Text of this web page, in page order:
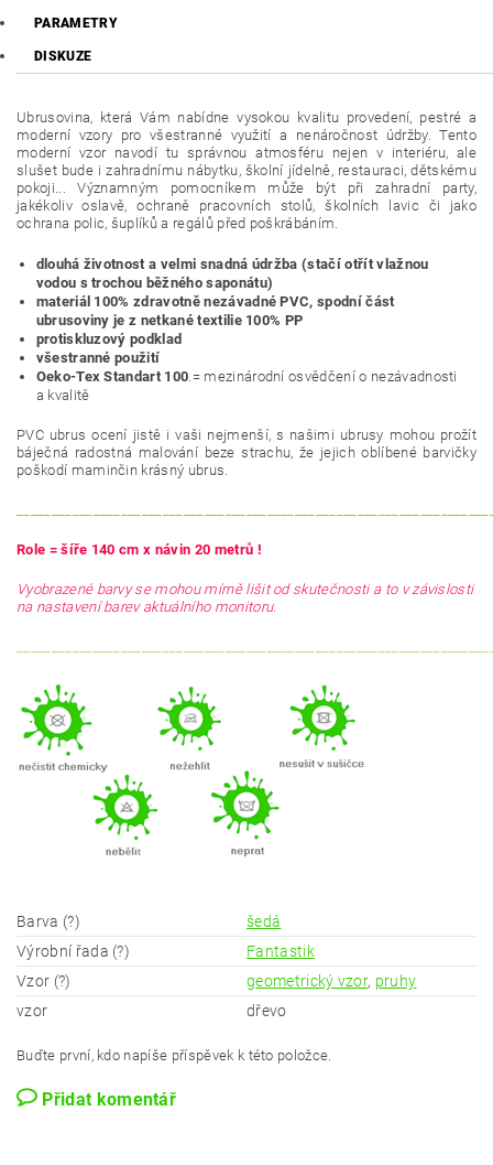
PARAMETRY
DISKUZE
Ubrusovina, která Vám nabídne vysokou kvalitu provedení, pestré a
moderní vzory pro všestranné využití a nenáročnost údržby. Tento
moderní vzor navodí tu správnou atmosféru nejen v interiéru, ale
slušet bude i zahradnímu nábytku, školní jídelně, restauraci, dětskému
pokoji... Významným pomocníkem může být při zahradní party,
jakékoliv oslavě, ochraně pracovních stolů, školních lavic či jako
ochrana polic, šuplíků a regálů před poškrábáním.
dlouhá životnost a velmi snadná údržba (stačí otřít vlažnou
vodou s trochou běžného saponátu)
materiál 100% zdravotně nezávadné PVC, spodní část
ubrusoviny je z netkané textilie 100% PP
protiskluzový podklad
všestranné použití
Oeko-Tex Standart 100.= mezinárodní osvědčení o nezávadnosti
a kvalitě
PVC ubrus ocení jistě i vaši nejmenší, s našimi ubrusy mohou prožít
báječná radostná malování beze strachu, že jejich oblíbené barvičky
poškodí maminčin krásný ubrus.
Role = šíře 140 cm x návin 20 metrů !
Vyobrazené barvy se mohou mírně lišit od skutečnosti a to v závislosti
na nastavení barev aktuálního monitoru.
Barva (?)
šedá
Výrobní řada (?)
Fantastik
Vzor (?)
geometrický vzor, pruhy
vzor
dřevo
Buďte první, kdo napíše příspěvek k této položce.
Přidat komentář